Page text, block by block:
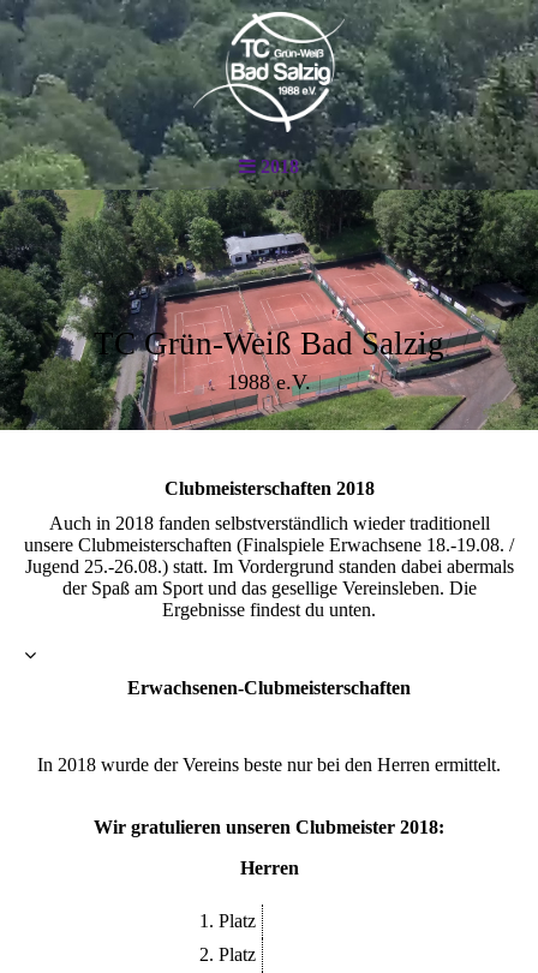
2018
TC Grün-Weiß Bad Salzig
1988 e.V.
Clubmeisterschaften 2018
Auch in 2018 fanden selbstverständlich wieder traditionell
unsere Clubmeisterschaften (Finalspiele Erwachsene 18.-19.08. /
Jugend 25.-26.08.) statt. Im Vordergrund standen dabei abermals
der Spaß am Sport und das gesellige Vereinsleben. Die
Ergebnisse findest du unten.
Erwachsenen-Clubmeisterschaften
In 2018 wurde der Vereins beste nur bei den Herren ermittelt.
Wir gratulieren unseren Clubmeister 2018:
Herren
1. Platz
2. Platz